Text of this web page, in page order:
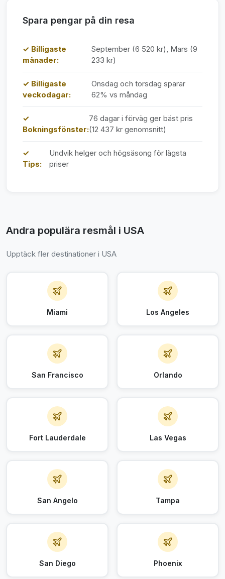
Spara pengar på din resa
✓ Billigaste
månader:
September (6 520 kr), Mars (9
233 kr)
✓ Billigaste
veckodagar:
Onsdag och torsdag sparar
62% vs måndag
✓
Bokningsfönster:
76 dagar i förväg ger bäst pris
(12 437 kr genomsnitt)
✓
Tips:
Undvik helger och högsäsong för lägsta
priser
Andra populära resmål i USA
Upptäck fler destinationer i USA
Miami Los Angeles
San Francisco Orlando
Fort Lauderdale Las Vegas
San Angelo Tampa
San Diego Phoenix